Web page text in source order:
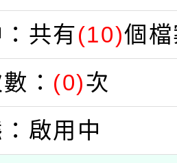
共有(10)個
： (0)次
啟用中